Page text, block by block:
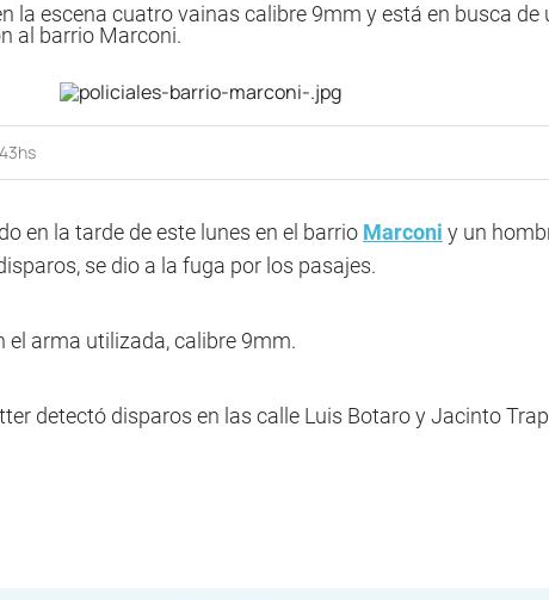
la escena cuatro vainas calibre 9mm y está en busca
al barrio Marconi.
en la tarde de este lunes en el barrio Marconi y un
se dio a la fuga por los pasajes.
el arma utilizada, calibre 9mm.
detectó disparos en las calle Luis Botaro y Jacinto